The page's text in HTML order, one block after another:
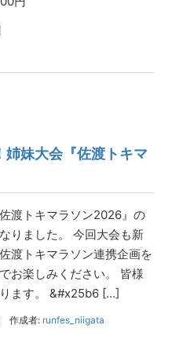
姉妹大会『佐渡トキマ
渡トキマラソン2026』の
りました。 今回大会も新
渡トキマラソン連携企画を
お楽しみください。 皆様
ます。 &#x25b6 […]
作成者: runfes_niigata